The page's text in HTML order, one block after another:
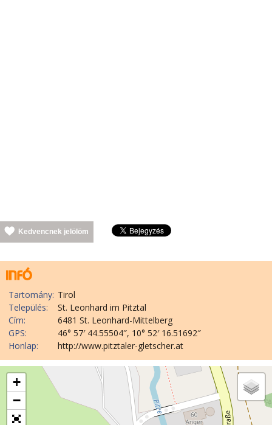
Kedvencnek jelölöm
Tartomány: Tirol
Település:
St. Leonhard im Pitztal
Cím:
6481 St. Leonhard-Mittelberg
GPS:
46° 57′ 44.55504″, 10° 52′ 16.51692″
Honlap:
http://www.pitztaler-gletscher.at
+
−